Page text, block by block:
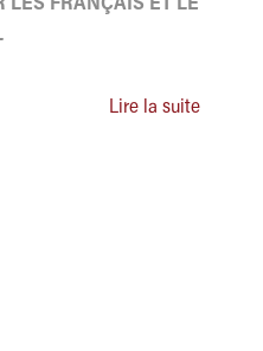
LES FRANÇAIS ET LE
Lire la suite